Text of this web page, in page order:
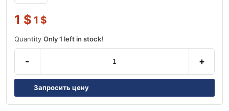
1 $ 1 $
Quantity Only 1 left in stock!
- +
Запросить цену